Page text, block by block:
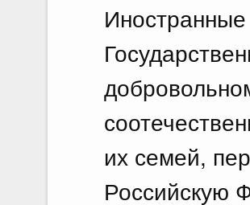
их семей,
Российскую